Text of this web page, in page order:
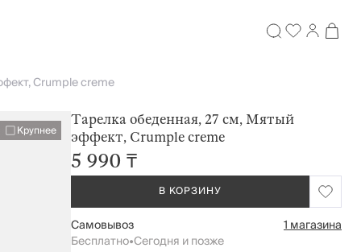
Crumple creme
Крупнее
Тарелка обеденная, 27 см, Мятый
эффект, Crumple creme
5 990 ₸
В КОРЗИНУ
Самовывоз
1 магазина
Бесплатно•Сегодня и позже